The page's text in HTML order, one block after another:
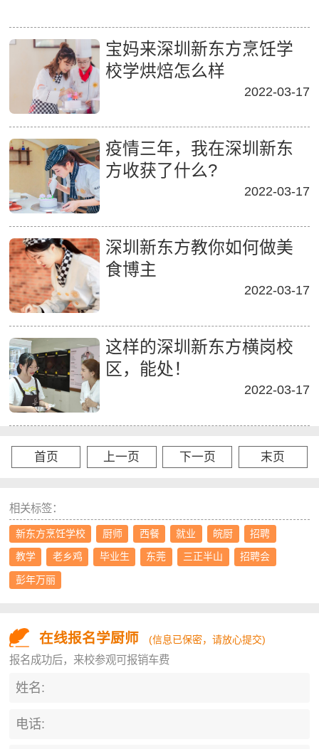
宝妈来深圳新东方烹饪学
校学烘焙怎么样
2022-03-17
疫情三年，我在深圳新东
方收获了什么?
2022-03-17
深圳新东方教你如何做美
食博主
2022-03-17
这样的深圳新东方横岗校
区，能处！
2022-03-17
首页 上一页 下一页 末页
相关标签：
新东方烹饪学校 厨师 西餐 就业 皖厨 招聘
教学 老乡鸡 毕业生 东莞 三正半山 招聘会
彭年万丽
在线报名学厨师 (信息已保密，请放心提交)
报名成功后，来校参观可报销车费
姓名:
电话: